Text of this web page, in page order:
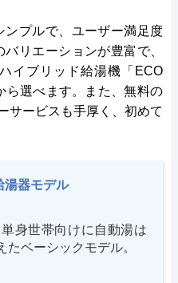
ンプルで、ユーザー満足度
リエーションが豊富で、
イブリッド給湯機「ECO
ら選べます。また、無料の
サービスも手厚く、初めて
湯器モデル
身世帯向けに自動湯は
たベーシックモデル。